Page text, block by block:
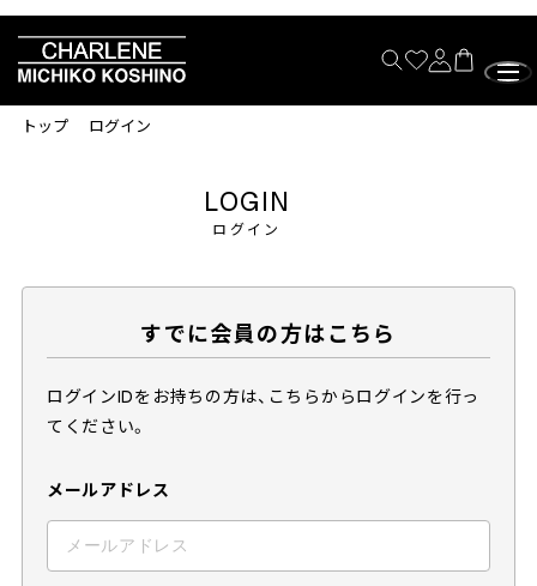
トップ ログイン
ログイン
LOGIN
すでに会員の方はこちら
ログインIDをお持ちの方は、こちらからログインを行っ
てください。
メールアドレス